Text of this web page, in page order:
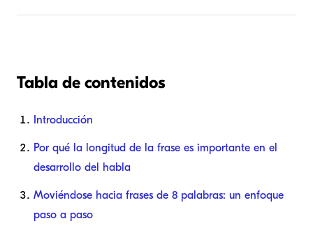
Tabla de contenidos
Introducción
Por qué la longitud de la frase es importante en el
desarrollo del habla
Moviéndose hacia frases de 8 palabras: un enfoque
paso a paso